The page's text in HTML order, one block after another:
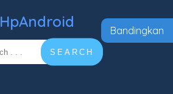
HpAndroid
SEARCH
Bandingkan